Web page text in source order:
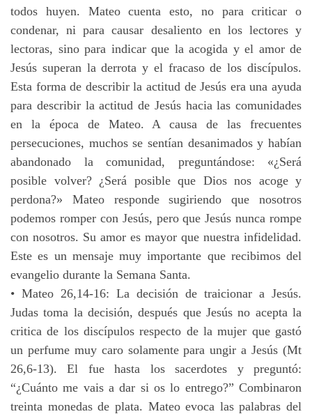
todos huyen. Mateo cuenta esto, no para criticar o
condenar, ni para causar desaliento en los lectores y
lectoras, sino para indicar que la acogida y el amor de
Jesús superan la derrota y el fracaso de los discípulos.
Esta forma de describir la actitud de Jesús era una ayuda
para describir la actitud de Jesús hacia las comunidades
en la época de Mateo. A causa de las frecuentes
persecuciones, muchos se sentían desanimados y habían
abandonado la comunidad, preguntándose: «¿Será
posible volver? ¿Será posible que Dios nos acoge y
perdona?» Mateo responde sugiriendo que nosotros
podemos romper con Jesús, pero que Jesús nunca rompe
con nosotros. Su amor es mayor que nuestra infidelidad.
Este es un mensaje muy importante que recibimos del
evangelio durante la Semana Santa.
• Mateo 26,14-16: La decisión de traicionar a Jesús.
Judas toma la decisión, después que Jesús no acepta la
critica de los discípulos respecto de la mujer que gastó
un perfume muy caro solamente para ungir a Jesús (Mt
26,6-13). El fue hasta los sacerdotes y preguntó:
“¿Cuánto me vais a dar si os lo entrego?” Combinaron
treinta monedas de plata. Mateo evoca las palabras del